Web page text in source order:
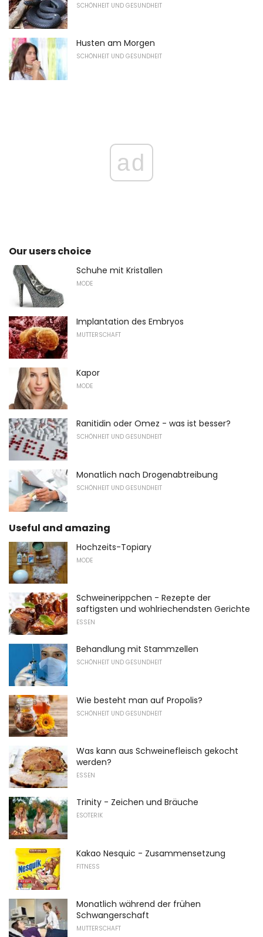
SCHÖNHEIT UND GESUNDHEIT
Husten am Morgen
SCHÖNHEIT UND GESUNDHEIT
ad
Our users choice
Schuhe mit Kristallen
MODE
Implantation des Embryos
MUTTERSCHAFT
Kapor
MODE
Ranitidin oder Omez - was ist besser?
SCHÖNHEIT UND GESUNDHEIT
Monatlich nach Drogenabtreibung
SCHÖNHEIT UND GESUNDHEIT
Useful and amazing
Hochzeits-Topiary
MODE
Schweinerippchen - Rezepte der
saftigsten und wohlriechendsten Gerichte
ESSEN
Behandlung mit Stammzellen
SCHÖNHEIT UND GESUNDHEIT
Wie besteht man auf Propolis?
SCHÖNHEIT UND GESUNDHEIT
Was kann aus Schweinefleisch gekocht
werden?
ESSEN
Trinity - Zeichen und Bräuche
ESOTERIK
Kakao Nesquic - Zusammensetzung
FITNESS
Monatlich während der frühen
Schwangerschaft
MUTTERSCHAFT